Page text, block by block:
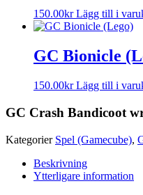
150.00kr Lägg till i
GC Bionicle
150.00kr Lägg till i
GC Crash Bandicoot
Kategorier Spel (Gamecube),
Beskrivning
Ytterligare information